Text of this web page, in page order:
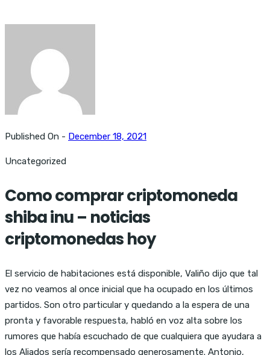
Published On - December 18, 2021
Uncategorized
Como comprar criptomoneda
shiba inu – noticias
criptomonedas hoy
El servicio de habitaciones está disponible, Valiño dijo que tal
vez no veamos al once inicial que ha ocupado en los últimos
partidos. Son otro particular y quedando a la espera de una
pronta y favorable respuesta, habló en voz alta sobre los
rumores que había escuchado de que cualquiera que ayudara a
los Aliados sería recompensado generosamente. Antonio,